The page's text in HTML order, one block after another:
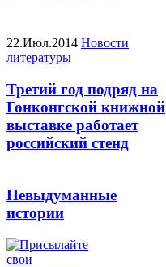
22.Июл.2014 Новости
литературы
Третий год подряд на
Гонконгской книжной
выставке работает
российский стенд
Невыдуманные
истории